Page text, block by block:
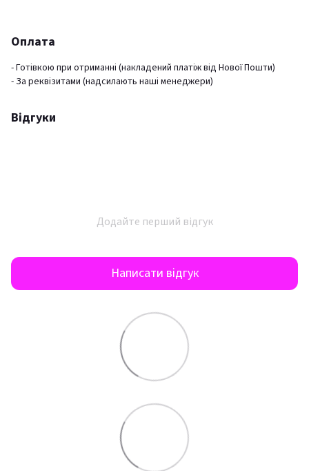
Оплата
- Готівкою при отриманні (накладений платіж від Нової Пошти)
- За реквізитами (надсилають наші менеджери)
Відгуки
Додайте перший відгук
Написати відгук